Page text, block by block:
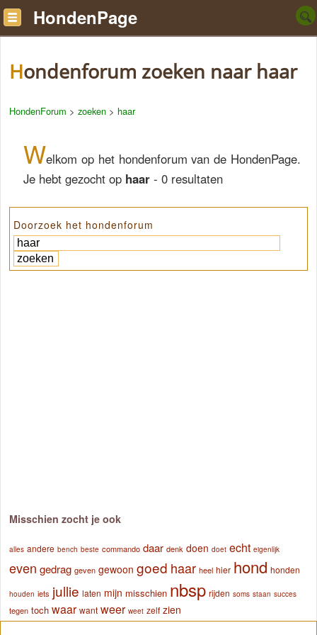
HondenPage
Hondenforum zoeken naar haar
HondenForum > zoeken > haar
Welkom op het hondenforum van de HondenPage.
Je hebt gezocht op haar - 0 resultaten
Doorzoek het hondenforum
Misschien zocht je ook
alles andere bench beste commando daar denk doen doet echt eigenlijk
even gedrag geven gewoon goed haar heel hier hond honden
houden iets jullie laten mijn misschien nbsp rijden soms staan succes
tegen toch waar want weer weet zelf zien